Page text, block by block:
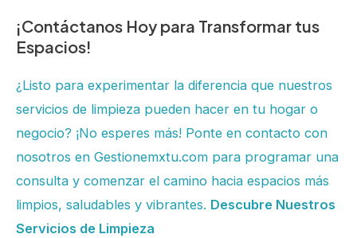
¡Contáctanos Hoy para Transformar tus
Espacios!
¿Listo para experimentar la diferencia que nuestros
servicios de limpieza pueden hacer en tu hogar o
negocio? ¡No esperes más! Ponte en contacto con
nosotros en Gestionemxtu.com para programar una
consulta y comenzar el camino hacia espacios más
limpios, saludables y vibrantes. Descubre Nuestros
Servicios de Limpieza